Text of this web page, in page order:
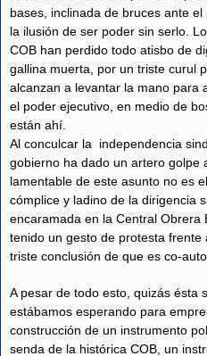
bases, inclinada de bruces ante
la ilusión de ser poder sin serlo.
COB han perdido todo atisbo de
gallina muerta, por un triste curul
alcanzan a levantar la mano para
el poder ejecutivo, en medio de
están ahí.
Al conculcar la independencia
gobierno ha dado un artero golpe
lamentable de este asunto no es
cómplice y ladino de la dirigencia
encaramada en la Central Obrera
tenido un gesto de protesta
triste conclusión de que es co-
A pesar de todo esto, quizás ésta
estábamos esperando para
construcción de un instrumento
senda de la histórica COB, un